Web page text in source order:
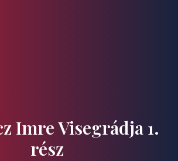
Imre Visegrádja 1.
rész